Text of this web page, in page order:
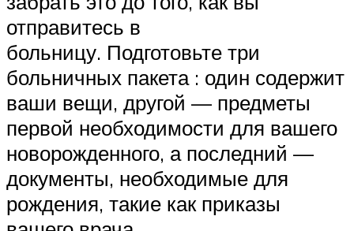
отправитесь в
больницу. Подготовьте три
больничных пакета : один содержит
ваши вещи, другой — предметы
первой необходимости для вашего
новорожденного, а последний —
документы, необходимые для
рождения, такие как приказы